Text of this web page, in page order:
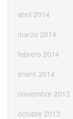
abril 2014
marzo 2014
febrero 2014
enero 2014
noviembre 2013
octubre 2013